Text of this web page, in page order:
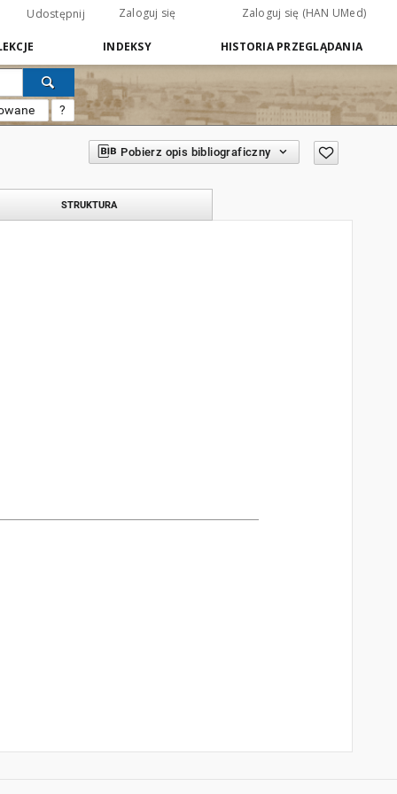
Udostępnij Zaloguj się Zaloguj się (HAN UMed)
INDEKSY HISTORIA PRZEGLĄDANIA
?
Pobierz opis bibliograficzny
STRUKTURA